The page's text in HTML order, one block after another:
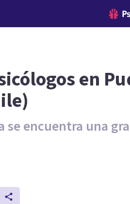
en
se encuentra una